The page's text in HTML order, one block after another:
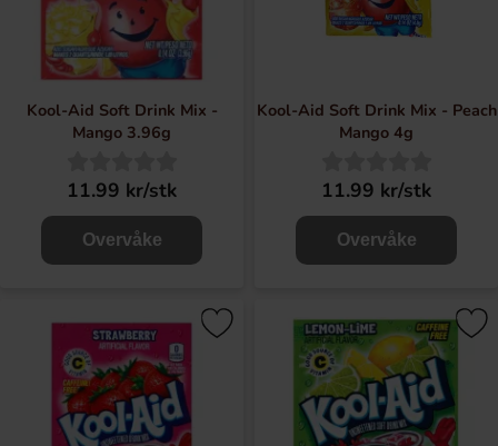
Kool-Aid Soft Drink Mix -
Mango 3.96g
11.99 kr/stk
Overvåke
Kool-Aid Soft Drink Mix - Peach
Mango 4g
11.99 kr/stk
Overvåke